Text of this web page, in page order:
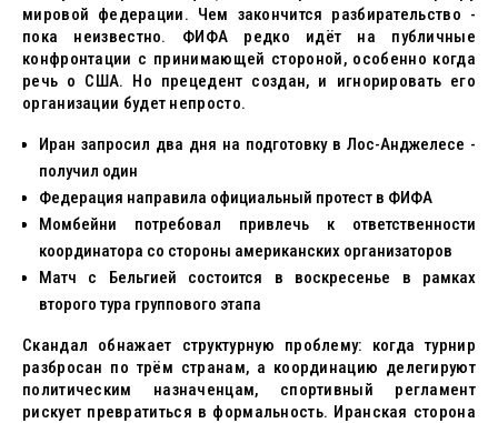
мировой федерации. Чем закончится разбирательство -
пока неизвестно. ФИФА редко идёт на публичные
конфронтации с принимающей стороной, особенно когда
речь о США. Но прецедент создан, и игнорировать его
организации будет непросто.
Иран запросил два дня на подготовку в Лос-Анджелесе -
получил один
Федерация направила официальный протест в ФИФА
Момбейни потребовал привлечь к ответственности
координатора со стороны американских организаторов
Матч с Бельгией состоится в воскресенье в рамках
второго тура группового этапа
Скандал обнажает структурную проблему: когда турнир
разбросан по трём странам, а координацию делегируют
политическим назначенцам, спортивный регламент
рискует превратиться в формальность. Иранская сторона